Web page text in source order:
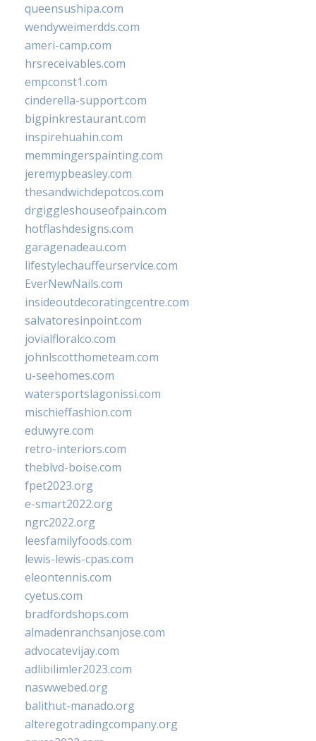
queensushipa.com
wendyweimerdds.com
ameri-camp.com
hrsreceivables.com
empconst1.com
cinderella-support.com
bigpinkrestaurant.com
inspirehuahin.com
memmingerspainting.com
jeremypbeasley.com
thesandwichdepotcos.com
drgiggleshouseofpain.com
hotflashdesigns.com
garagenadeau.com
lifestylechauffeurservice.com
EverNewNails.com
insideoutdecoratingcentre.com
salvatoresinpoint.com
jovialfloralco.com
johnlscotthometeam.com
u-seehomes.com
watersportslagonissi.com
mischieffashion.com
eduwyre.com
retro-interiors.com
theblvd-boise.com
fpet2023.org
e-smart2022.org
ngrc2022.org
leesfamilyfoods.com
lewis-lewis-cpas.com
eleontennis.com
cyetus.com
bradfordshops.com
almadenranchsanjose.com
advocatevijay.com
adlibilimler2023.com
naswwebed.org
balithut-manado.org
alteregotradingcompany.org